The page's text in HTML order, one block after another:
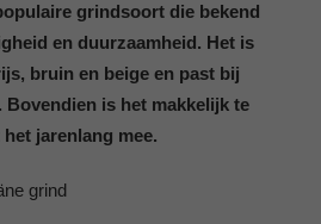
grindsoort die bekend
en duurzaamheid. Het is
bruin en beige en past bij
is het makkelijk te
jarenlang mee.
grind